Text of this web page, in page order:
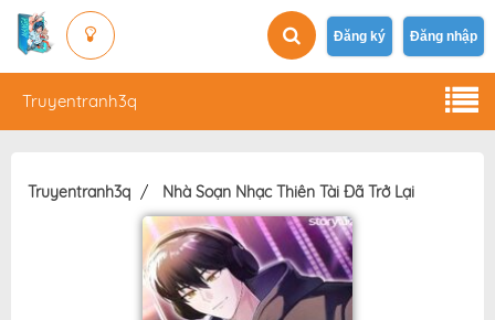
Đăng ký Đăng nhập
Truyentranh3q
Truyentranh3q Nhà Soạn Nhạc Thiên Tài Đã Trở Lại